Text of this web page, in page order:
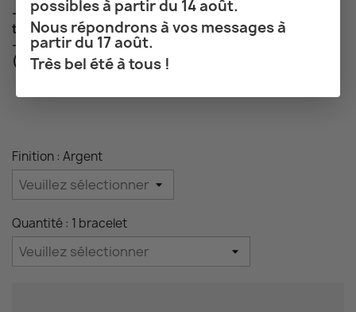
possibles à partir du 14 août.
Nous répondrons à vos messages à
partir du 17 août.
Très bel été à tous !
- 40% sur le deuxième bracelet et - 50% sur le
troisième (un fermoir par bracelet)
- 50% sur le deuxième rang et - 60% sur le troisième
(un seul fermoir pour les 2 ou 3 rangs)
Finition : Argent
Quantité : 1 bracelet